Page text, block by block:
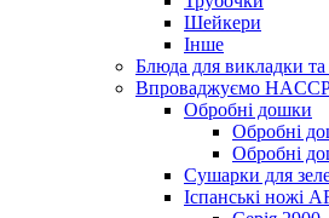
Шейкери
Інше
Блюда для викладки та
Впроваджуємо HACCP
Обробні дошки
Обробні
Обробні
Сушарки для
Іспанські ножі